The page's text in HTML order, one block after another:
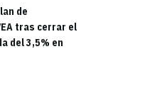
de
tras cerrar el
del 3,5% en